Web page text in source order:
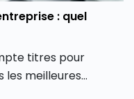
: quel
titres pour
les meilleures